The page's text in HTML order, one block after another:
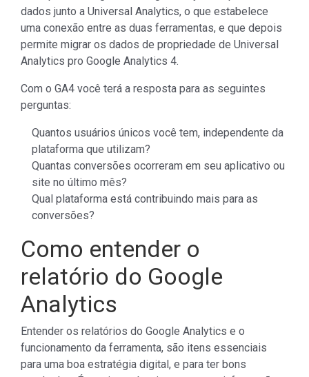
dados junto a Universal Analytics, o que estabelece
uma conexão entre as duas ferramentas, e que depois
permite migrar os dados de propriedade de Universal
Analytics pro Google Analytics 4.
Com o GA4 você terá a resposta para as seguintes
perguntas:
Quantos usuários únicos você tem, independente da
plataforma que utilizam?
Quantas conversões ocorreram em seu aplicativo ou
site no último mês?
Qual plataforma está contribuindo mais para as
conversões?
Como entender o
relatório do Google
Analytics
Entender os relatórios do Google Analytics e o
funcionamento da ferramenta, são itens essenciais
para uma boa estratégia digital, e para ter bons